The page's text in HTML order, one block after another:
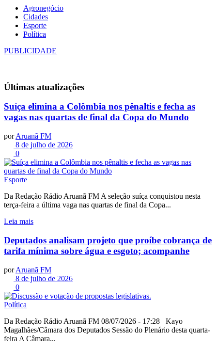
Agronegócio
Cidades
Esporte
Política
PUBLICIDADE
Últimas atualizações
Suíça elimina a Colômbia nos pênaltis e fecha as
vagas nas quartas de final da Copa do Mundo
por Aruanã FM
8 de julho de 2026
0
Esporte
Da Redação Rádio Aruanã FM A seleção suíça conquistou nesta
terça-feira a última vaga nas quartas de final da Copa...
Leia mais
Deputados analisam projeto que proíbe cobrança de
tarifa mínima sobre água e esgoto; acompanhe
por Aruanã FM
8 de julho de 2026
0
Política
Da Redação Rádio Aruanã FM 08/07/2026 - 17:28 Kayo
Magalhães/Câmara dos Deputados Sessão do Plenário desta quarta-
feira A Câmara...